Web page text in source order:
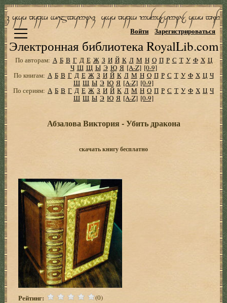
Электронная библиотека RoyalLib.com
Войти Зарегистрироваться
По авторам: А Б В Г Д Е Ж З И Й К Л М Н О П Р С Т У Ф Х Ц
Ч Ш Щ Ы Э Ю Я [A-Z] [0-9]
По книгам: А Б В Г Д Е Ж З И Й К Л М Н О П Р С Т У Ф Х Ц Ч
Ш Щ Ы Э Ю Я [A-Z] [0-9]
По сериям: А Б В Г Д Е Ж З И Й К Л М Н О П Р С Т У Ф Х Ц Ч
Ш Щ Ы Э Ю Я [A-Z] [0-9]
Абзалова Виктория - Убить дракона
скачать книгу бесплатно
Рейтинг: (0)